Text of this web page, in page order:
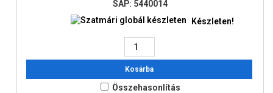
SAP: 5440014
Készleten!
Kosárba
Összehasonlítás